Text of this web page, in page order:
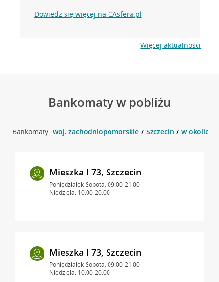
Dowiedz się więcej na CAsfera.pl
Więcej aktualności
Bankomaty w pobliżu
Bankomaty: woj. zachodniopomorskie Szczecin w okolicy
Mieszka I 73, Szczecin
Poniedziałek-Sobota: 09:00-21:00
Niedziela: 10:00-20:00
Mieszka I 73, Szczecin
Poniedziałek-Sobota: 09:00-21:00
Niedziela: 10:00-20:00